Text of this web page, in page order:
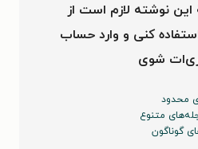
این نوشته لازم است از
کنی و وارد حساب
شوی
محدود
متنوع
گوناگون